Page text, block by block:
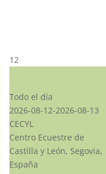
12
Todo el día
2026-08-12-2026-08-13
CECYL
Centro Ecuestre de
Castilla y León, Segovia,
España